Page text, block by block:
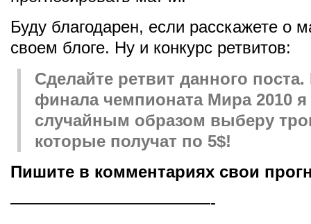
Буду благодарен, если расскажете о
своем блоге. Ну и конкурс ретвитов:
Сделайте ретвит данного
финала чемпионата Мира 2010 я
случайным образом выберу
которые получат по 5$!
Пишите в комментариях свои
————————————-